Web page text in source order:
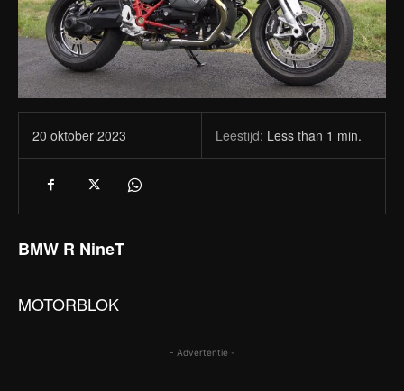
20 oktober 2023 Leestijd: Less than 1 min.
BMW R NineT
MOTORBLOK
- Advertentie -